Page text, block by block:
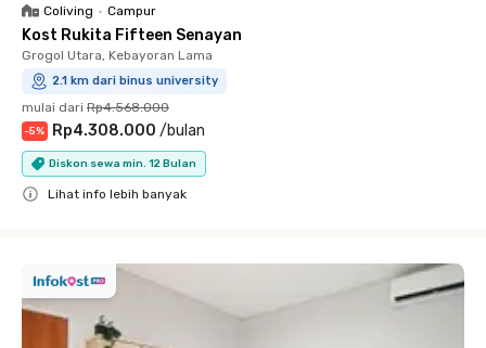
Coliving • Campur
Kost Rukita Fifteen Senayan
Grogol Utara, Kebayoran Lama
2.1 km dari binus university
mulai dari Rp4.568.000
-5% Rp4.308.000 /bulan
Diskon sewa min. 12 Bulan
Lihat info lebih banyak